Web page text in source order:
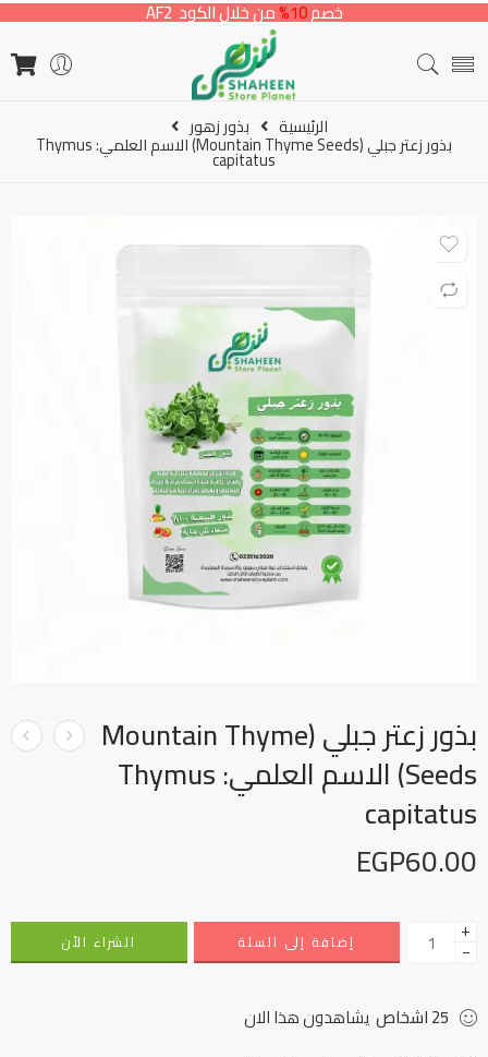
خصم10% من خلال الكود AF2
الرئيسية بذور زهور
بذور زعتر جبلي (Mountain Thyme Seeds) الاسم العلمي: Thymus
capitatus
بذور زعتر جبلي (Mountain Thyme
Seeds) الاسم العلمي: Thymus
capitatus
EGP60.00
+
− إضافة إلى السلة الشراء الأن
25اشخاص يشاهدون هذا الان